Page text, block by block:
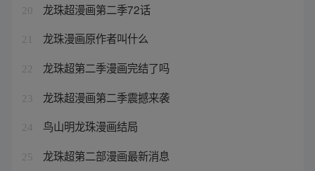
20 龙珠超漫画第二季72话
21 龙珠漫画原作者叫什么
22 龙珠超第二季漫画完结了吗
23 龙珠超漫画第二季震撼来袭
24 鸟山明龙珠漫画结局
25 龙珠超第二部漫画最新消息